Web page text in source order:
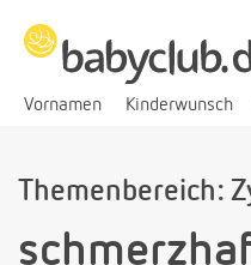
Vornamen Kinderwunsch
Themenbereich: